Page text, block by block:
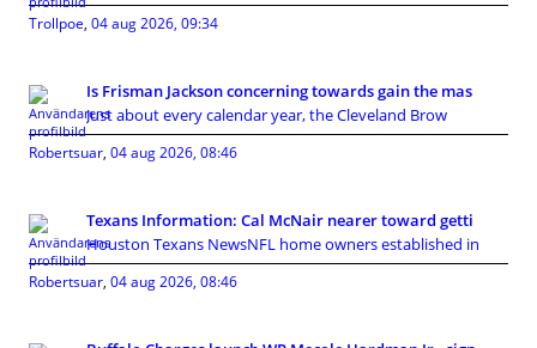
Trollpoe, 04 aug 2026, 09:34
Is Frisman Jackson concerning towards gain the mas
Just about every calendar year, the Cleveland Brow
Robertsuar, 04 aug 2026, 08:46
Texans Information: Cal McNair nearer toward getti
Houston Texans NewsNFL home owners established in
Robertsuar, 04 aug 2026, 08:46